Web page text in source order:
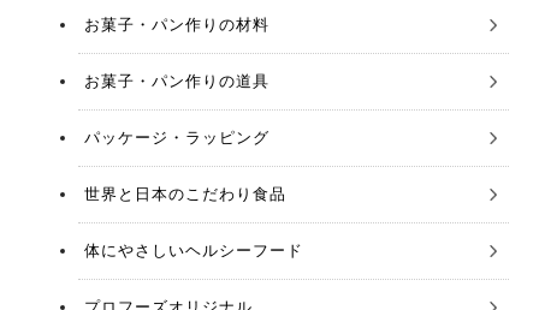
お菓子・パン作りの材料
お菓子・パン作りの道具
パッケージ・ラッピング
世界と日本のこだわり食品
体にやさしいヘルシーフード